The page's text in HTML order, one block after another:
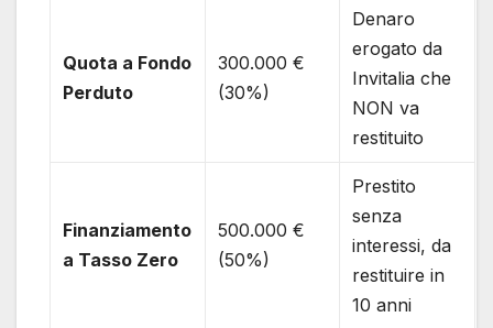
Quota a Fondo
Perduto
300.000 €
(30%)
Denaro
erogato da
Invitalia che
NON va
restituito
Finanziamento
a Tasso Zero
500.000 €
(50%)
Prestito
senza
interessi, da
restituire in
10 anni